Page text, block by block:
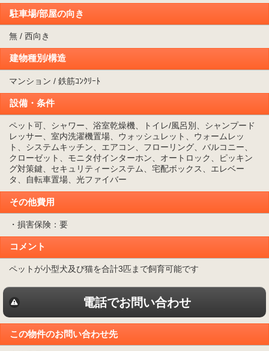
駐車場/部屋の向き
無 / 西向き
建物種別/構造
マンション / 鉄筋ｺﾝｸﾘｰﾄ
設備・条件
ペット可、シャワー、浴室乾燥機、トイレ/風呂別、シャンプード
レッサー、室内洗濯機置場、ウォッシュレット、ウォームレッ
ト、システムキッチン、エアコン、フローリング、バルコニー、
クローゼット、モニタ付インターホン、オートロック、ピッキン
グ対策鍵、セキュリティーシステム、宅配ボックス、エレベー
タ、自転車置場、光ファイバー
その他費用
・損害保険：要
コメント
ペットが小型犬及び猫を合計3匹まで飼育可能です
電話でお問い合わせ
この物件のお問い合わせ先